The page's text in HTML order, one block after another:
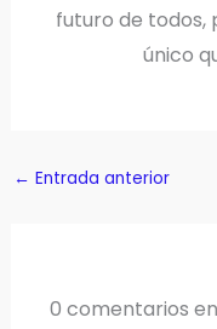
futuro de todos,
único
← Entrada anterior
0 comentarios